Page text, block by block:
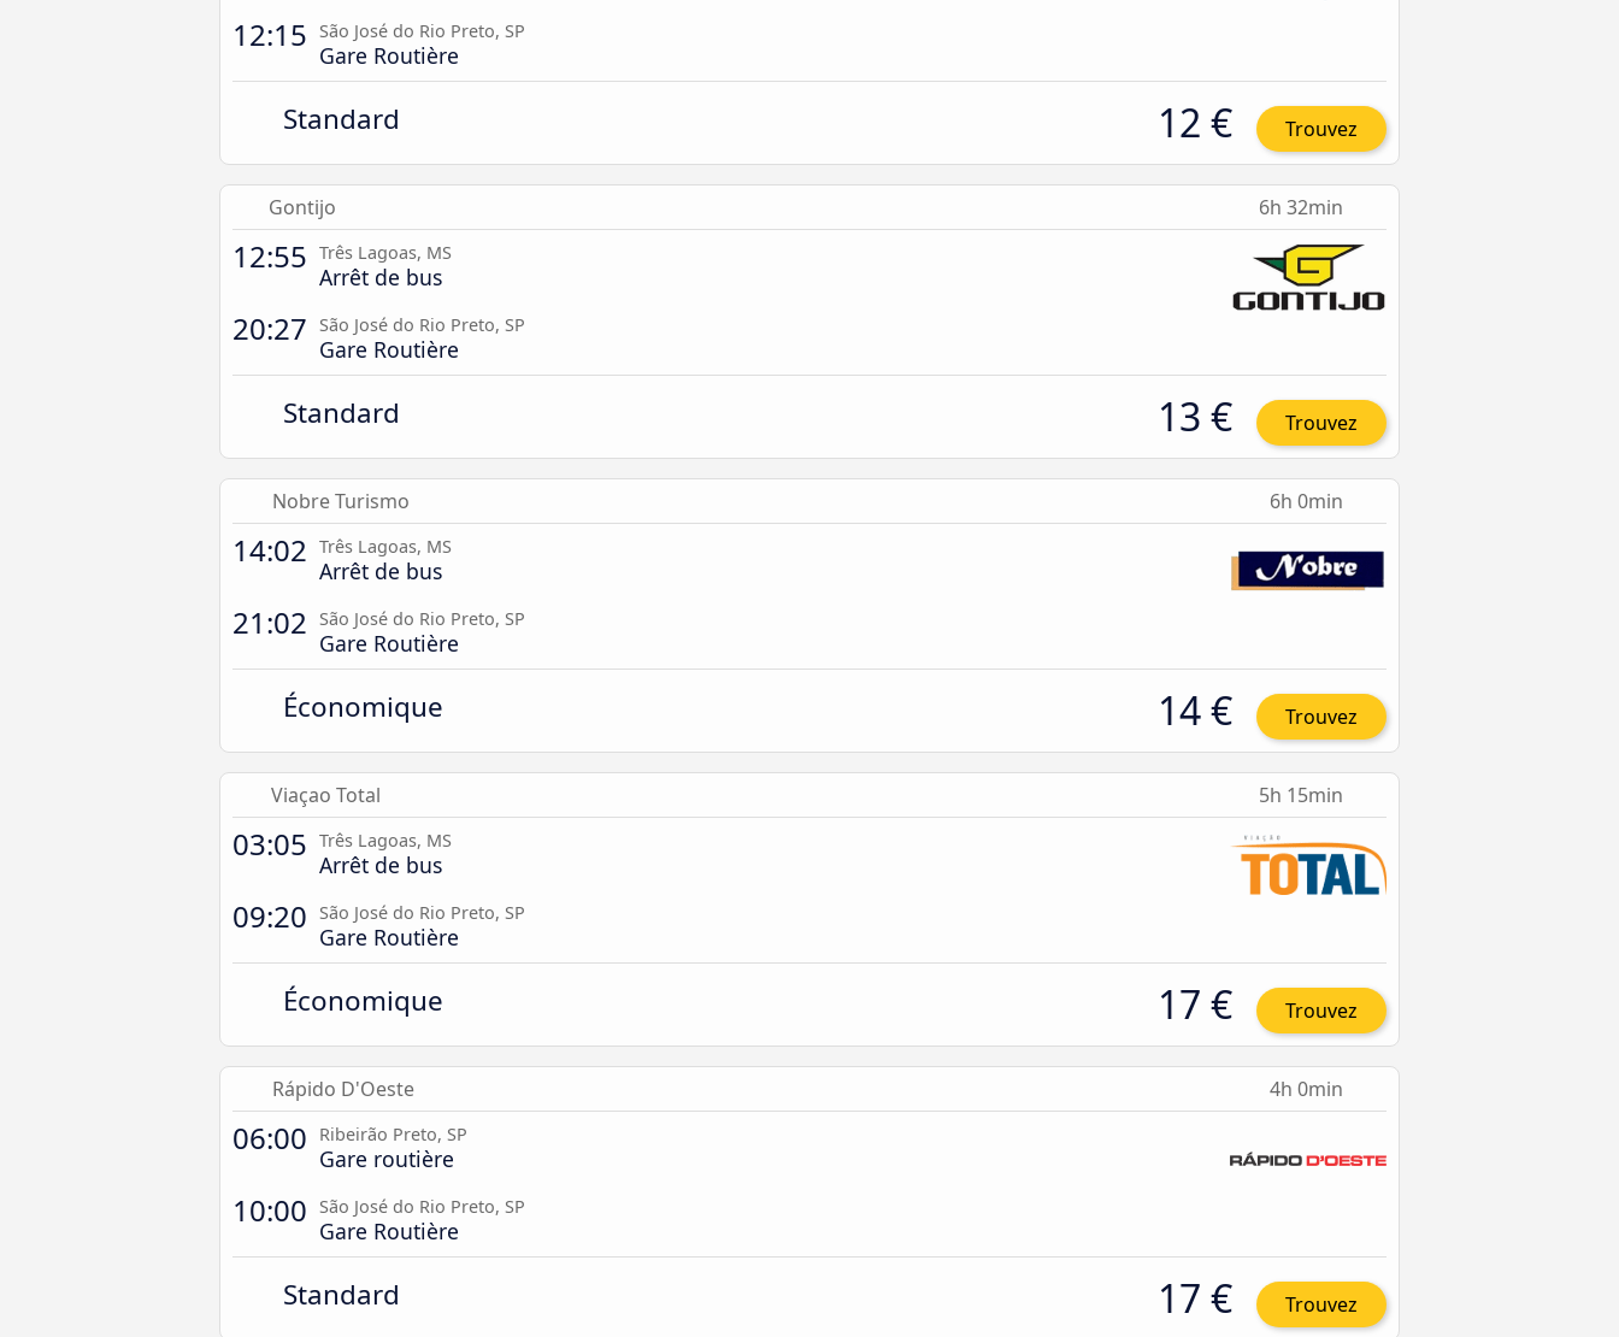
12:15 São José do Rio Preto, SP
Gare Routière
Standard 12 € Trouvez
Gontijo 6h 32min
12:55 Três Lagoas, MS
Arrêt de bus
20:27 São José do Rio Preto, SP
Gare Routière
Standard 13 € Trouvez
Nobre Turismo 6h 0min
14:02 Três Lagoas, MS
Arrêt de bus
21:02 São José do Rio Preto, SP
Gare Routière
Économique 14 € Trouvez
Viaçao Total 5h 15min
03:05 Três Lagoas, MS
Arrêt de bus
09:20 São José do Rio Preto, SP
Gare Routière
Économique 17 € Trouvez
Rápido D'Oeste 4h 0min
06:00 Ribeirão Preto, SP
Gare routière
10:00 São José do Rio Preto, SP
Gare Routière
Standard 17 € Trouvez